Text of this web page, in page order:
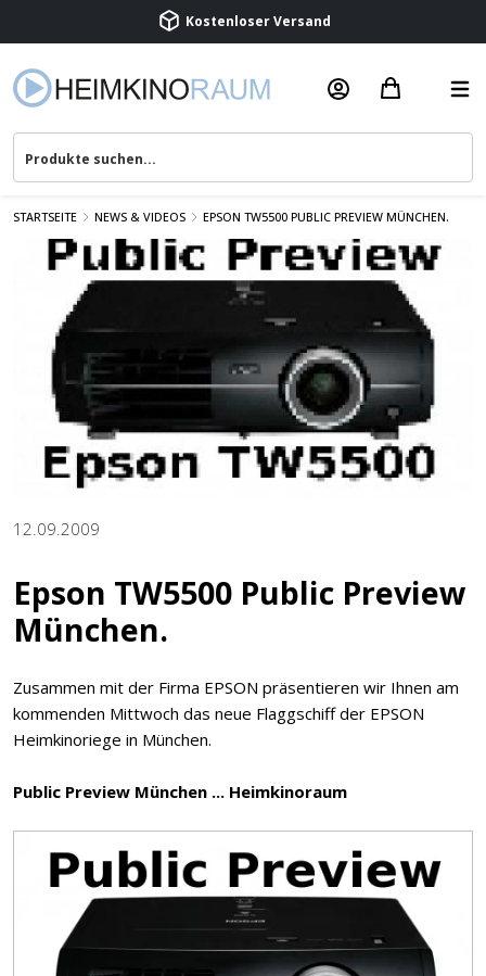
Beratung & Service
STARTSEITE NEWS & VIDEOS EPSON TW5500 PUBLIC PREVIEW MÜNCHEN.
12.09.2009
Epson TW5500 Public Preview
München.
Zusammen mit der Firma EPSON präsentieren wir Ihnen am
kommenden Mittwoch das neue Flaggschiff der EPSON
Heimkinoriege in München.
Public Preview München ... Heimkinoraum